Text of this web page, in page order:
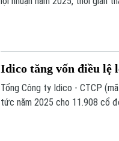
Idico tăng vốn điều lệ
Tổng Công ty Idico - CTCP
tức năm 2025 cho 11.908 cổ